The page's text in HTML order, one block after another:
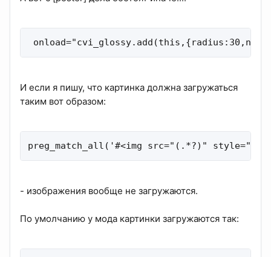
И если я пишу, что картинка должна загружаться
таким вот образом:
preg_match_all('#<img src="(.*?)"
- изображения вообще не загружаются.
По умолчанию у мода картинки загружаются так: